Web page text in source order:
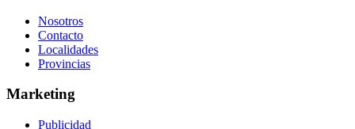
Nosotros
Contacto
Localidades
Provincias
Marketing
Publicidad